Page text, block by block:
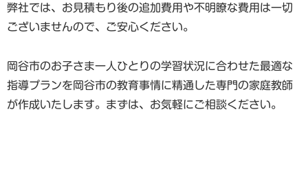
弊社では、お見積もり後の追加費用や不明瞭な費用は一切
ございませんので、ご安心ください。
岡谷市のお子さま一人ひとりの学習状況に合わせた最適な
指導プランを岡谷市の教育事情に精通した専門の家庭教師
が作成いたします。まずは、お気軽にご相談ください。